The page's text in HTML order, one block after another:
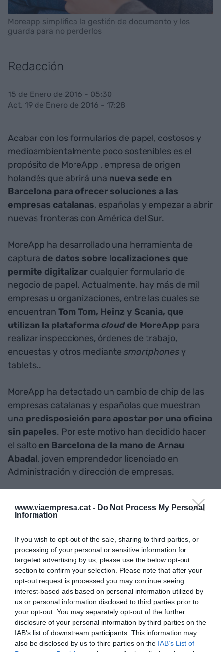
www.viaempresa.cat - Do Not Process My Personal
Information
If you wish to opt-out of the sale, sharing to third parties, or
processing of your personal or sensitive information for
targeted advertising by us, please use the below opt-out
section to confirm your selection. Please note that after your
opt-out request is processed you may continue seeing
interest-based ads based on personal information utilized by
us or personal information disclosed to third parties prior to
your opt-out. You may separately opt-out of the further
disclosure of your personal information by third parties on the
IAB’s list of downstream participants. This information may
also be disclosed by us to third parties on the IAB’s List of
Moreapp simplifica la gestión de documento y los
guarda para no perderlos
Redacción
15 de Enero de 2016 - 05:30
Act. 19 de Enero de 2016 - 17:28
Acabar con los formularios de papel, costosos y
medioambientalmente poco sostenibles es el
propósito de MoreApp , empresa de origen
holandés que abrirá una nueva sede en
Barcelona para ofrecer soluciones a las
empresas catalanas, españolas y empezar a abrir
nuevas fronteras con América del Sur.
MoreApp ha desarrollado una herramienta de
captura de datos sobre localizaciones que
permite digitalizar cualquier formulario de
negocio de papel. Actualmente, hay más de mil
empresas u organizaciones, entre las cuales se
encuentran Tom Tom, Heinz y Scania, que
utilizan la plataformacloud de MoreApp para
realizar inspecciones, órdenes de trabajo,
encuestas y otros mediante smartphones y
tablets..
MoreApp ha detectado un cambio de chip de las
empresas catalanas y españolas que muestran
una predisposición para apostar por una oficina
sin papeles. Por este motivo han decidido hacer
el salto en Barcelona de la mano de Arnau
Abadal, joven emprendedor licenciado en
Administración y dirección de empresas.
La tecnología de MoreApp permite ahorrar en
papel, dinero y tiempo, y por lo tanto, da la
valores corporativos conceptos como la
sostenibilidad. Los formularios digitales son
mucho más inteligentes que los formularios de
papel. De este modo,se elimina el riesgo de
pérdida de documentos, de formularios
incomplerts o erróneos, de costes de impresión y
compra de papel y se gana eficiencia en los
procesos empresariales.